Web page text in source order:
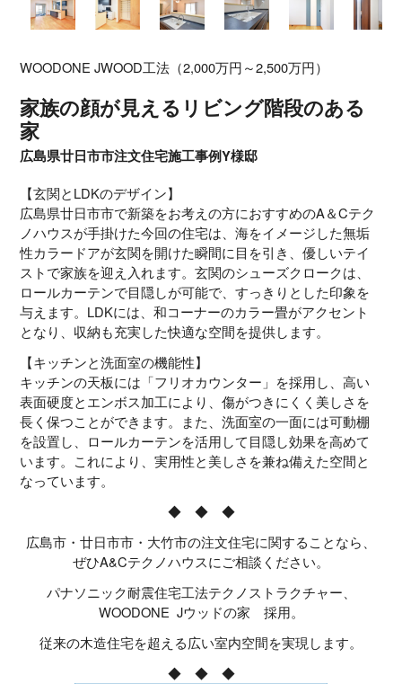
WOODONE JWOOD工法（2,000万円～2,500万円）
家族の顔が見えるリビング階段のある
家
広島県廿日市市注文住宅施工事例Y様邸
【玄関とLDKのデザイン】
広島県廿日市市で新築をお考えの方におすすめのA＆Cテク
ノハウスが手掛けた今回の住宅は、海をイメージした無垢
性カラードアが玄関を開けた瞬間に目を引き、優しいテイ
ストで家族を迎え入れます。玄関のシューズクロークは、
ロールカーテンで目隠しが可能で、すっきりとした印象を
与えます。LDKには、和コーナーのカラー畳がアクセント
となり、収納も充実した快適な空間を提供します。
【キッチンと洗面室の機能性】
キッチンの天板には「フリオカウンター」を採用し、高い
表面硬度とエンボス加工により、傷がつきにくく美しさを
長く保つことができます。また、洗面室の一面には可動棚
を設置し、ロールカーテンを活用して目隠し効果を高めて
います。これにより、実用性と美しさを兼ね備えた空間と
なっています。
◆ ◆ ◆
広島市・廿日市市・大竹市の注文住宅に関することなら、
ぜひA&Cテクノハウスにご相談ください。
パナソニック耐震住宅工法テクノストラクチャー、
WOODONE Jウッドの家 採用。
従来の木造住宅を超える広い室内空間を実現します。
◆ ◆ ◆